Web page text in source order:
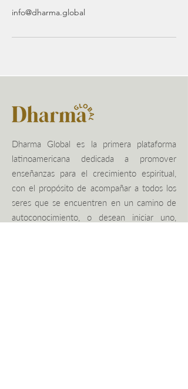
info@dharma.global
Dharma Global es la primera plataforma
latinoamericana dedicada a promover
enseñanzas para el crecimiento espiritual,
con el propósito de acompañar a todos los
seres que se encuentren en un camino de
autoconocimiento, o desean iniciar uno,